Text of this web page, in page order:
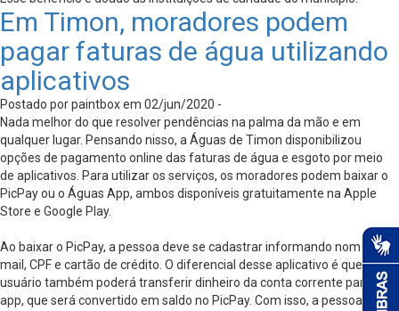
Em Timon, moradores podem
pagar faturas de água utilizando
aplicativos
Postado por paintbox em 02/jun/2020 -
Nada melhor do que resolver pendências na palma da mão e em
qualquer lugar. Pensando nisso, a Águas de Timon disponibilizou
opções de pagamento online das faturas de água e esgoto por meio
de aplicativos. Para utilizar os serviços, os moradores podem baixar o
PicPay ou o Águas App, ambos disponíveis gratuitamente na Apple
Store e Google Play.
Ao baixar o PicPay, a pessoa deve se cadastrar informando nome, e-
mail, CPF e cartão de crédito. O diferencial desse aplicativo é que o
usuário também poderá transferir dinheiro da conta corrente para o
app, que será convertido em saldo no PicPay. Com isso, a pessoa